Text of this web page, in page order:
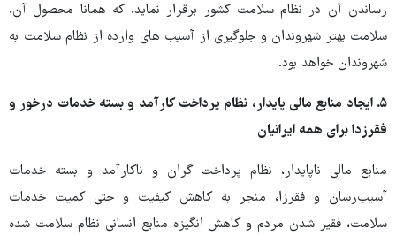
رساندن آن در نظام سلامت کشور برقرار نماید، که همانا محصول آن،
سلامت بهتر شهروندان و جلوگیری از آسیب های وارده از نظام سلامت به
شهروندان خواهد بود.
۵. ایجاد منابع مالی پایدار، نظام پرداخت کارآمد و بسته خدمات درخور و
فقرزدا برای همه ایرانیان
منابع مالی ناپایدار، نظام پرداخت گران و ناکارآمد و بسته خدمات
آسیب‌رسان و فقرزا، منجر به کاهش کیفیت و حتی کمیت خدمات
سلامت، فقیر شدن مردم و کاهش انگیزه منابع انسانی نظام سلامت شده